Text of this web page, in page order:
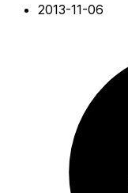
2013-11-06